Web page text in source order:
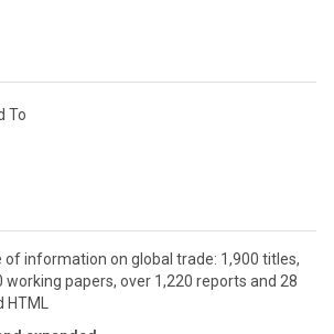
To
of information on global trade: 1,900 titles,
working papers, over 1,220 reports and 28